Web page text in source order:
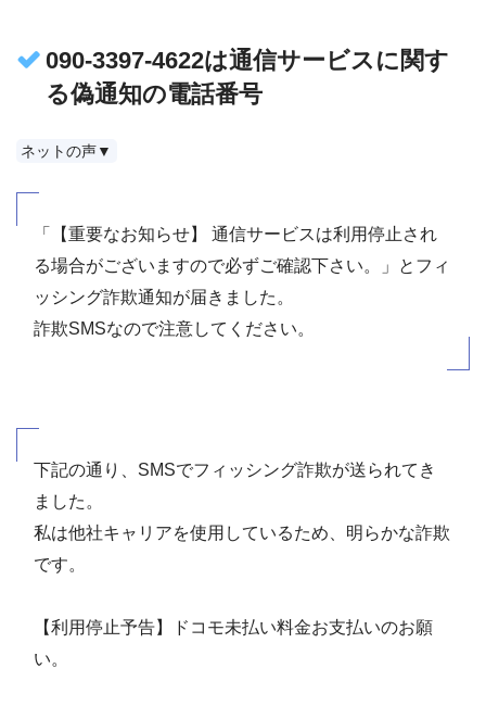
090-3397-4622は通信サービスに関す
る偽通知の電話番号
ネットの声▼
「【重要なお知らせ】 通信サービスは利用停止され
る場合がございますので必ずご確認下さい。」とフィ
ッシング詐欺通知が届きました。
詐欺SMSなので注意してください。
下記の通り、SMSでフィッシング詐欺が送られてき
ました。
私は他社キャリアを使用しているため、明らかな詐欺
です。
【利用停止予告】ドコモ未払い料金お支払いのお願
い。